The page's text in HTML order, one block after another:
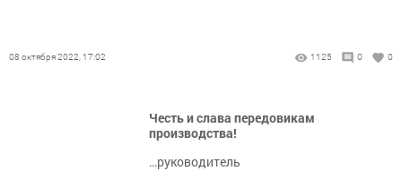
08 октября 2022, 17:02 1125 0 0
Честь и слава передовикам
производства!
…руководитель